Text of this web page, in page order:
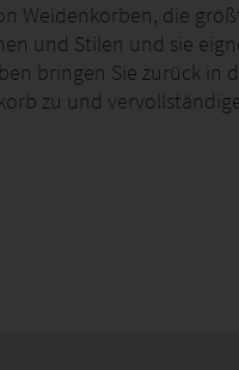
Weidenkorben, die
und Stilen und sie
bringen Sie zurück in
zu und